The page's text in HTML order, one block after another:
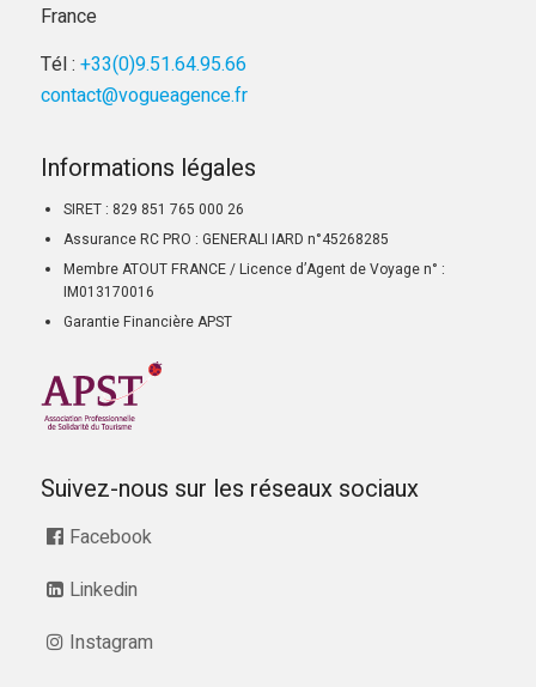
France
Tél : +33(0)9.51.64.95.66
contact@vogueagence.fr
Informations légales
SIRET : 829 851 765 000 26
Assurance RC PRO : GENERALI IARD n°45268285
Membre ATOUT FRANCE / Licence d’Agent de Voyage n° :
IM013170016
Garantie Financière APST
Suivez-nous sur les réseaux sociaux
Facebook
Linkedin
Instagram